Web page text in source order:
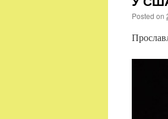
content
Posted on